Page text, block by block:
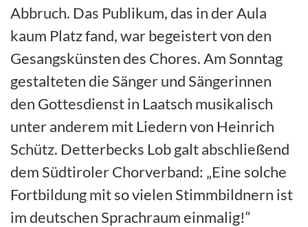
Abbruch. Das Publikum, das in der Aula
kaum Platz fand, war begeistert von den
Gesangskünsten des Chores. Am Sonntag
gestalteten die Sänger und Sängerinnen
den Gottesdienst in Laatsch musikalisch
unter anderem mit Liedern von Heinrich
Schütz. Detterbecks Lob galt abschließend
dem Südtiroler Chorverband: „Eine solche
Fortbildung mit so vielen Stimmbildnern ist
im deutschen Sprachraum einmalig!“